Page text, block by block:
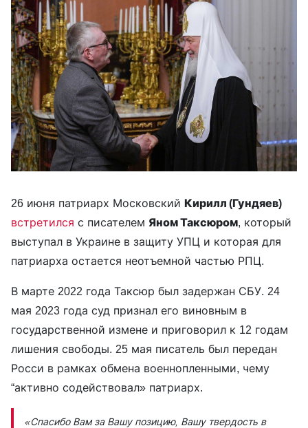
26 июня патриарх Московский Кирилл (Гундяев)
встретился с писателем Яном Таксюром, который
выступал в Украине в защиту УПЦ и которая для
патриарха остается неотъемной частью РПЦ.
В марте 2022 года Таксюр был задержан СБУ. 24
мая 2023 года суд признал его виновным в
государственной измене и приговорил к 12 годам
лишения свободы. 25 мая писатель был передан
Росси в рамках обмена военнопленными, чему
“активно содействовал» патриарх.
«Спасибо Вам за Вашу позицию, Вашу твердость в